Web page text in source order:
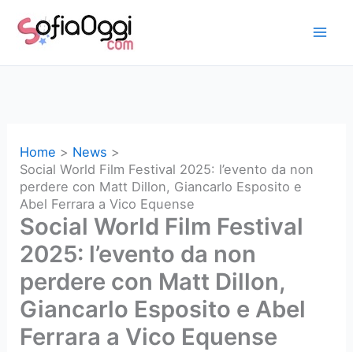
Home
News
Social World Film Festival 2025: l’evento da non
perdere con Matt Dillon, Giancarlo Esposito e
Abel Ferrara a Vico Equense
Social World Film Festival
2025: l’evento da non
perdere con Matt Dillon,
Giancarlo Esposito e Abel
Ferrara a Vico Equense